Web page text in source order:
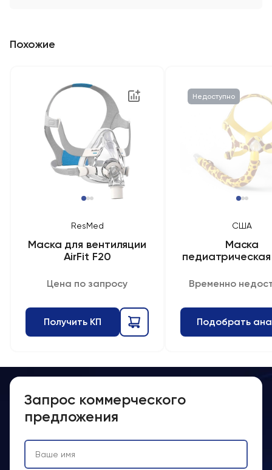
Похожие
Маска для вентиляции
AirFit F20
ResMed
Цена по запросу
Получить КП
Недоступно
Маска
педиатрическая
США
Временно
Подобрать
Запрос коммерческого
предложения